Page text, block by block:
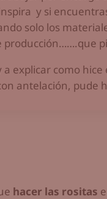
y si
solo los
explicar como
antelación, pude
hacer las rositas